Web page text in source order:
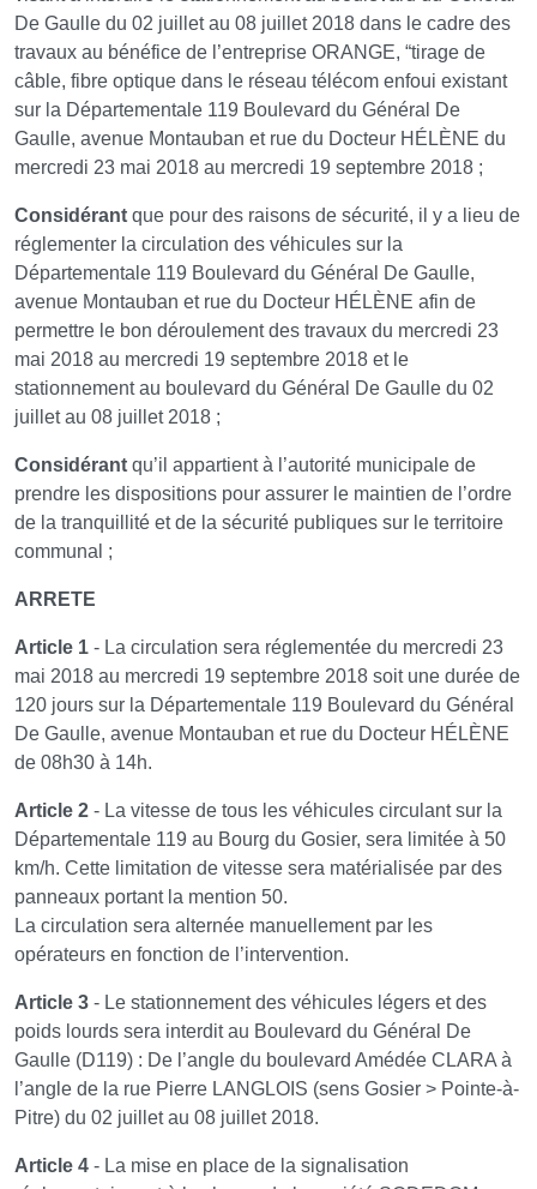
De Gaulle du 02 juillet au 08 juillet 2018 dans le cadre des
travaux au bénéfice de l’entreprise ORANGE, “tirage de
câble, fibre optique dans le réseau télécom enfoui existant
sur la Départementale 119 Boulevard du Général De
Gaulle, avenue Montauban et rue du Docteur HÉLÈNE du
mercredi 23 mai 2018 au mercredi 19 septembre 2018 ;
Considérant que pour des raisons de sécurité, il y a lieu de
réglementer la circulation des véhicules sur la
Départementale 119 Boulevard du Général De Gaulle,
avenue Montauban et rue du Docteur HÉLÈNE afin de
permettre le bon déroulement des travaux du mercredi 23
mai 2018 au mercredi 19 septembre 2018 et le
stationnement au boulevard du Général De Gaulle du 02
juillet au 08 juillet 2018 ;
Considérant qu’il appartient à l’autorité municipale de
prendre les dispositions pour assurer le maintien de l’ordre
de la tranquillité et de la sécurité publiques sur le territoire
communal ;
ARRETE
Article 1 - La circulation sera réglementée du mercredi 23
mai 2018 au mercredi 19 septembre 2018 soit une durée de
120 jours sur la Départementale 119 Boulevard du Général
De Gaulle, avenue Montauban et rue du Docteur HÉLÈNE
de 08h30 à 14h.
Article 2 - La vitesse de tous les véhicules circulant sur la
Départementale 119 au Bourg du Gosier, sera limitée à 50
km/h. Cette limitation de vitesse sera matérialisée par des
panneaux portant la mention 50.
La circulation sera alternée manuellement par les
opérateurs en fonction de l’intervention.
Article 3 - Le stationnement des véhicules légers et des
poids lourds sera interdit au Boulevard du Général De
Gaulle (D119) : De l’angle du boulevard Amédée CLARA à
l’angle de la rue Pierre LANGLOIS (sens Gosier > Pointe-à-
Pitre) du 02 juillet au 08 juillet 2018.
Article 4 - La mise en place de la signalisation